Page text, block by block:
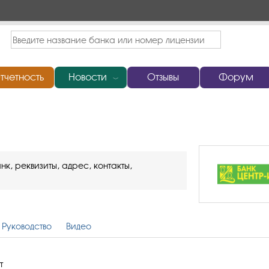
Новости ﹀ Отзывы Форум
реквизиты, адрес, контакты,
Руководство Видео